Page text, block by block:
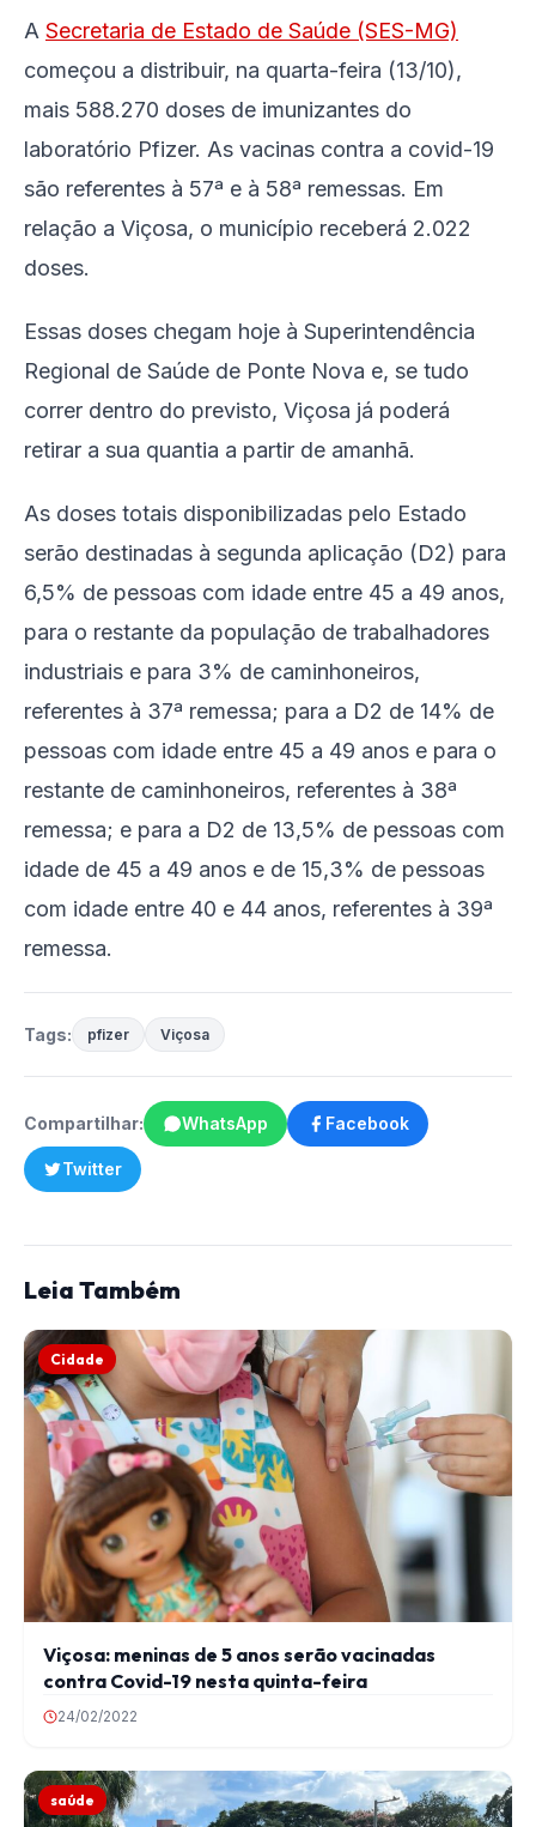
A Secretaria de Estado de Saúde (SES-MG)
começou a distribuir, na quarta-feira (13/10),
mais 588.270 doses de imunizantes do
laboratório Pfizer. As vacinas contra a covid-19
são referentes à 57ª e à 58ª remessas. Em
relação a Viçosa, o município receberá 2.022
doses.
Essas doses chegam hoje à Superintendência
Regional de Saúde de Ponte Nova e, se tudo
correr dentro do previsto, Viçosa já poderá
retirar a sua quantia a partir de amanhã.
As doses totais disponibilizadas pelo Estado
serão destinadas à segunda aplicação (D2) para
6,5% de pessoas com idade entre 45 a 49 anos,
para o restante da população de trabalhadores
industriais e para 3% de caminhoneiros,
referentes à 37ª remessa; para a D2 de 14% de
pessoas com idade entre 45 a 49 anos e para o
restante de caminhoneiros, referentes à 38ª
remessa; e para a D2 de 13,5% de pessoas com
idade de 45 a 49 anos e de 15,3% de pessoas
com idade entre 40 e 44 anos, referentes à 39ª
remessa.
Tags: pfizer Viçosa
Compartilhar: WhatsApp Facebook
Twitter
Leia Também
Cidade
Viçosa: meninas de 5 anos serão vacinadas
contra Covid-19 nesta quinta-feira
24/02/2022
saúde